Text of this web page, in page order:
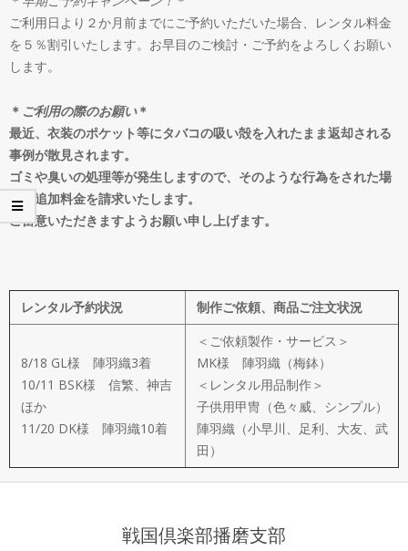
オ
ー
ダ
ー
メ
イ
ド
製
作
武
ご利用日より２か月前までにご予約いただいた場合、レンタル料金
を５％割引いたします。お早目のご検討・ご予約をよろしくお願い
します。
＊ ご利用の際のお願い＊
最近、衣装のポケット等にタバコの吸い殻を入れたまま返却される
事例が散見されます。
ゴミや臭いの処理等が発生しますので、そのような行為をされた場
合は追加料金を請求いたします。
ご留意いただきますようお願い申し上げます。
レンタル予約状況 制作ご依頼、商品ご注文状況
8/18 GL様 陣羽織3着
10/11 BSK様 信繁、神吉
ほか
11/20 DK様 陣羽織10着
＜ご依頼製作・サービス＞
MK様 陣羽織（梅鉢）
＜レンタル用品制作＞
子供用甲冑（色々威、シンプル）
陣羽織（小早川、足利、大友、武
田）
戦国倶楽部播磨支部